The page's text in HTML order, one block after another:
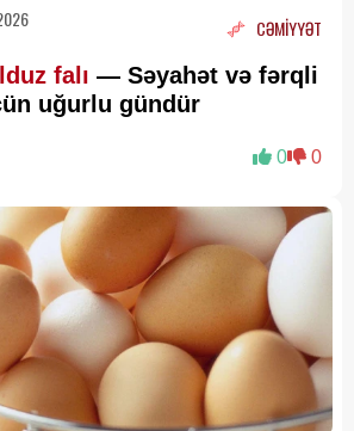
CƏMİYYƏT
falı — Səyahət və fərqli
uğurlu gündür
0 0